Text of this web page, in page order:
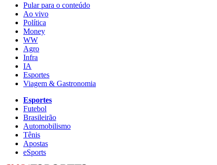
Pular para o conteúdo
Ao vivo
Política
Money
WW
Agro
Infra
IA
Esportes
Viagem & Gastronomia
Esportes
Futebol
Brasileirão
Automobilismo
Tênis
Apostas
eSports